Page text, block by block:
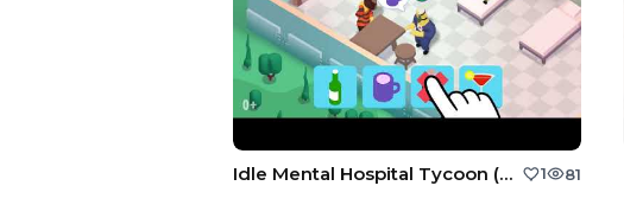
Idle Mental Hospital Tycoon (Wazzapps Global Limited) 1 81